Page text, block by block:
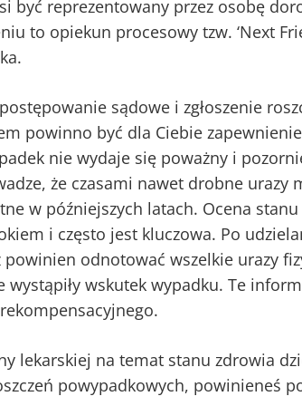
być reprezentowany przez osobę
to opiekun procesowy tzw. ‘Next
sądowe i zgłoszenie
powinno być dla Ciebie
nie wydaje się poważny i
że czasami nawet drobne urazy
w późniejszych latach. Ocena
i często jest kluczowa. Po
odnotować wszelkie urazy
wystąpiły wskutek wypadku. Te
lekarskiej na temat stanu zdrowia
powypadkowych, powinieneś